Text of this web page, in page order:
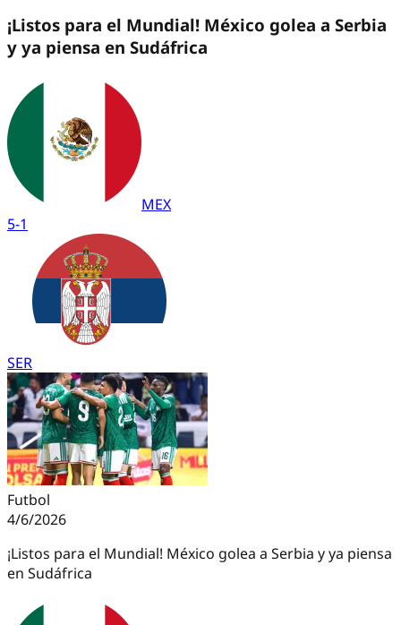
¡Listos para el Mundial! México golea a Serbia
y ya piensa en Sudáfrica
MEX
5-1
SER
Futbol
4/6/2026
¡Listos para el Mundial! México golea a Serbia y ya piensa
en Sudáfrica